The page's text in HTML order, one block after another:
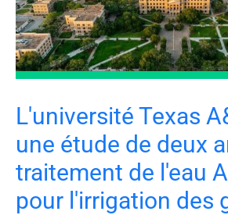
L'université Texas
une étude de deux
traitement de l'eau
pour l'irrigation des